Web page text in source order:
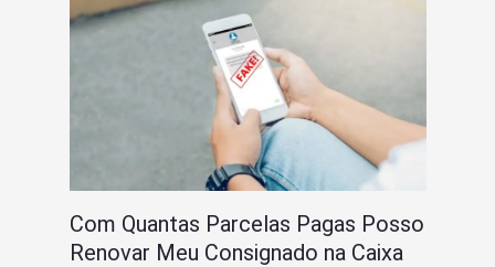
Com Quantas Parcelas Pagas Posso
Renovar Meu Consignado na Caixa